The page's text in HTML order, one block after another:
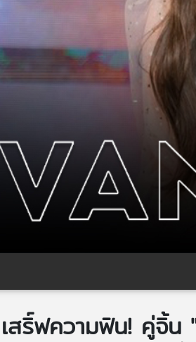
เสริ์ฟความฟิน! คู่จิ้